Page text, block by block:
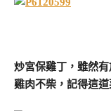
炒宮保雞丁，雖然
雞肉不柴，記得這